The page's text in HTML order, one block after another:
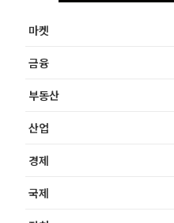
마켓
금융
부동산
산업
경제
국제